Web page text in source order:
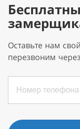
Оставьте нам
перезвоним